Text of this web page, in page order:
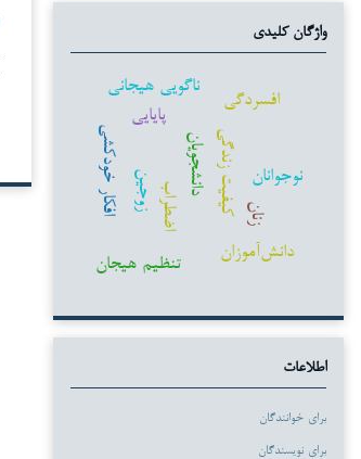
واژگان کلیدی
اضطراب
دانشجویانکیفیت زندگی نوجوانان
افسردگی
دانش‌آموزان
زنان
تنظیم هیجان
ناگویی هیجانی
زوجین افکار خودکشی
پایایی
اطلاعات
برای خوانندگان
برای نویسندگان